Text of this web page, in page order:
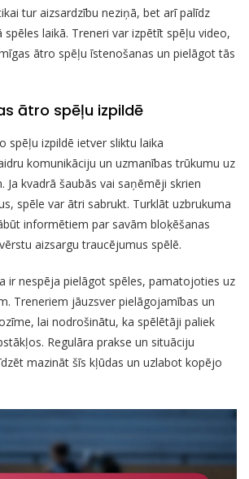
tur aizsardzību neziņā, bet arī palīdz
spēles laikā. Treneri var izpētīt spēļu video,
ātro spēļu īstenošanas un pielāgot tās
ātro spēļu izpildē
spēļu izpildē ietver sliktu laika
komunikāciju un uzmanības trūkumu uz
Ja kvadrā šaubās vai saņēmēji skrien
spēle var ātri sabrukt. Turklāt uzbrukuma
informētiem par savām bloķēšanas
aizsargu traucējumus spēlē.
ir nespēja pielāgot spēles, pamatojoties uz
Treneriem jāuzsver pielāgojamības un
lai nodrošinātu, ka spēlētāji paliek
Regulāra prakse un situāciju
mazināt šīs kļūdas un uzlabot kopējo